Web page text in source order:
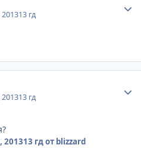
13 гд
13 гд
201313 гдот blizzard